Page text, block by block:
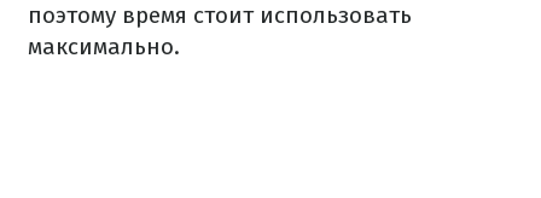
поэтому время стоит использовать
максимально.